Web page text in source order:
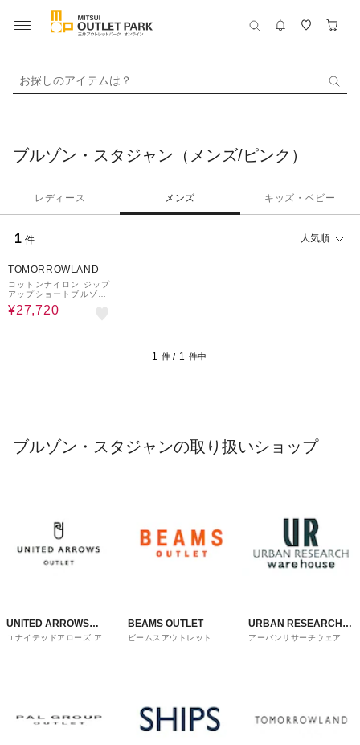
お探しのアイテムは？
ブルゾン・スタジャン（メンズ/ピンク）
レディース メンズ キッズ・ベビー
1 件 人気順
TOMORROWLAND
コットンナイロン ジップ
アップショートブルゾン
MANTECO
¥27,720
1 件 / 1 件中
ブルゾン・スタジャンの取り扱いショップ
UNITED ARROWS
OUTLET
ユナイテッドアローズ アウ
BEAMS OUTLET
ビームスアウトレット
URBAN RESEARCH
ware house
アーバンリサーチウェアハ